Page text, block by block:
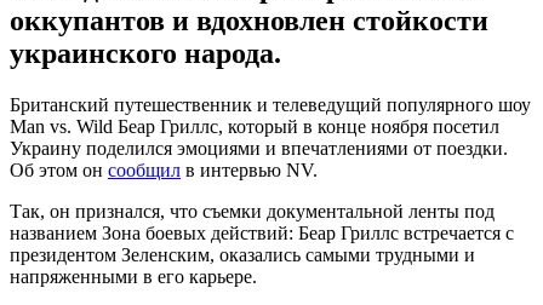
оккупантов и вдохновлен стойкости
украинского народа.
Британский путешественник и телеведущий популярного шоу
Man vs. Wild Беар Гриллс, который в конце ноября посетил
Украину поделился эмоциями и впечатлениями от поездки.
Об этом он сообщил в интервью NV.
Так, он признался, что съемки документальной ленты под
названием Зона боевых действий: Беар Гриллс встречается с
президентом Зеленским, оказались самыми трудными и
напряженными в его карьере.